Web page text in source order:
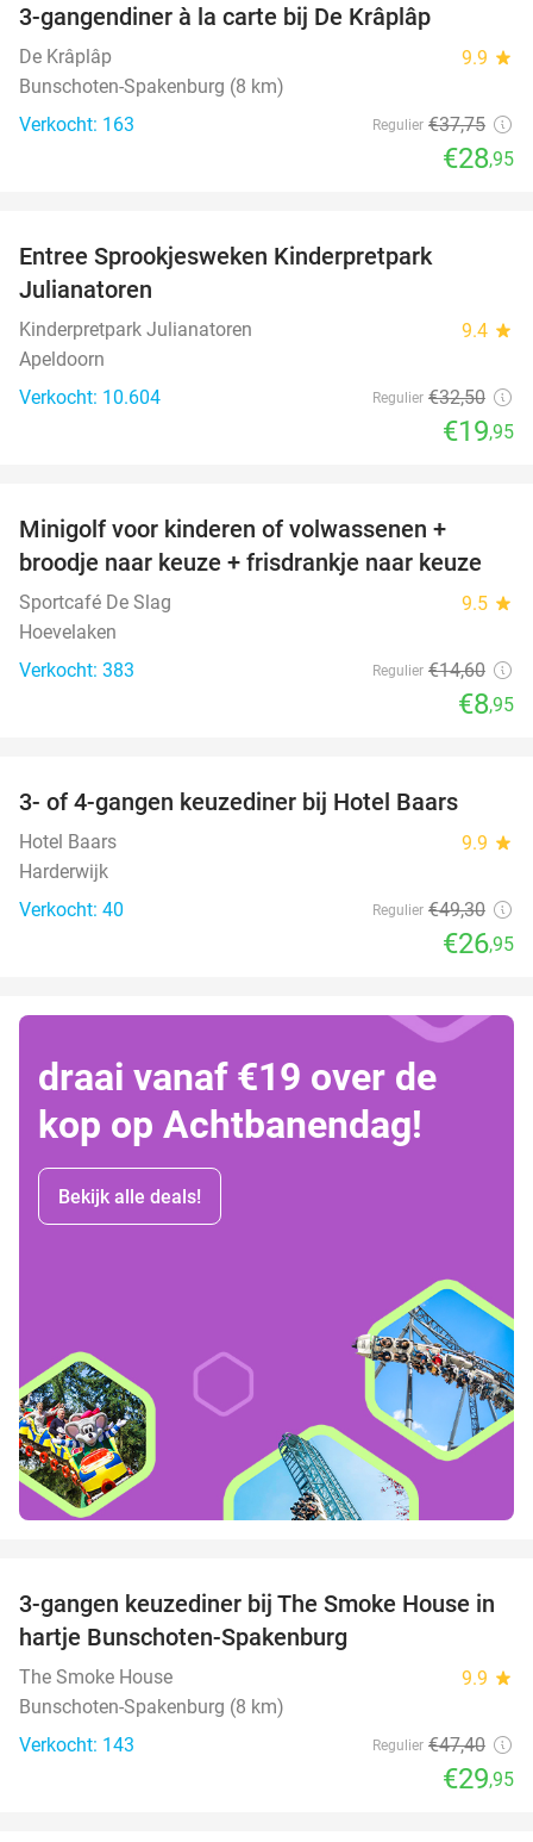
3-gangendiner à la carte bij De Krâplâp
De Krâplâp 9.9 star
Bunschoten-Spakenburg (8 km)
Verkocht: 163
Regulier €37,75
€28,95
Entree Sprookjesweken Kinderpretpark
Julianatoren
Kinderpretpark Julianatoren 9.4 star
Apeldoorn
Verkocht: 10.604
Regulier €32,50
€19,95
Minigolf voor kinderen of volwassenen +
broodje naar keuze + frisdrankje naar keuze
Sportcafé De Slag 9.5 star
Hoevelaken
Verkocht: 383
Regulier €14,60
€8,95
3- of 4-gangen keuzediner bij Hotel Baars
Hotel Baars 9.9 star
Harderwijk
Verkocht: 40
Regulier €49,30
€26,95
draai vanaf €19 over de
kop op Achtbanendag!
Bekijk alle deals!
37%
3-gangen keuzediner bij The Smoke House in
hartje Bunschoten-Spakenburg
The Smoke House 9.9 star
Bunschoten-Spakenburg (8 km)
Verkocht: 143
Regulier €47,40
€29,95